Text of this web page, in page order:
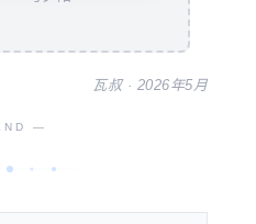
瓦叔 · 2026年5月
—